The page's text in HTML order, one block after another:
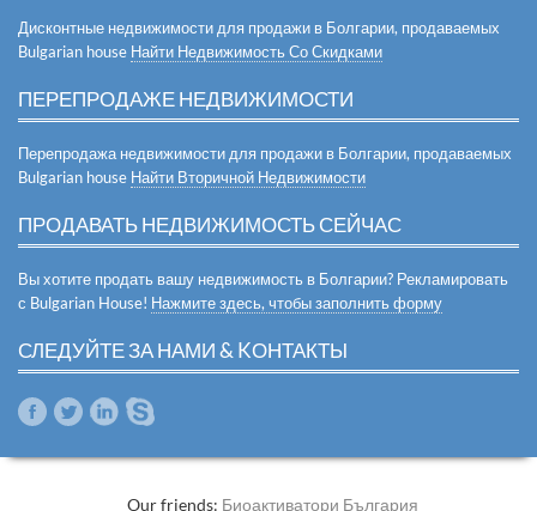
Дисконтные недвижимости для продажи в Болгарии, продаваемых
Bulgarian house Найти Недвижимость Со Скидками
ПЕРЕПРОДАЖЕ НЕДВИЖИМОСТИ
Перепродажа недвижимости для продажи в Болгарии, продаваемых
Bulgarian house Найти Вторичной Недвижимости
ПРОДАВАТЬ НЕДВИЖИМОСТЬ СЕЙЧАС
Вы хотите продать вашу недвижимость в Болгарии? Рекламировать
с Bulgarian House! Нажмите здесь, чтобы заполнить форму
СЛЕДУЙТЕ ЗА НАМИ & KОНТАКТЫ
Our friends: Биоактиватори България